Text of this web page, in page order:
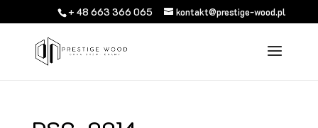
+ 48 663 366 065 kontakt@prestige-wood.pl